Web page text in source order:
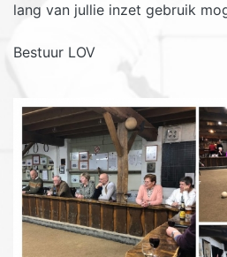
lang van jullie inzet gebruik
Bestuur LOV